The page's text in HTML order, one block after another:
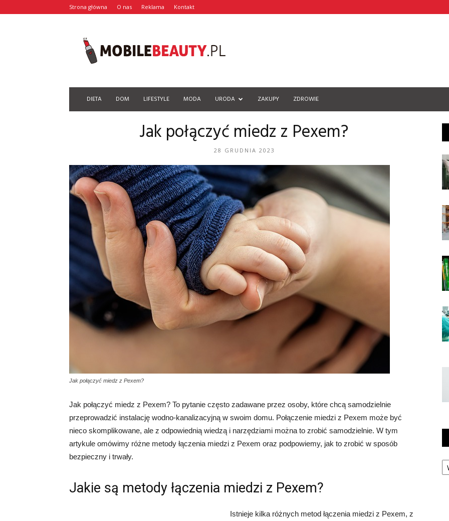
Strona główna O nas Reklama Kontakt
DIETA DOM LIFESTYLE MODA URODA ZAKUPY ZDROWIE
Jak połączyć miedz z Pexem?
28 GRUDNIA 2023
Jak połączyć miedz z Pexem?
Jak połączyć miedz z Pexem? To pytanie często zadawane przez osoby, które chcą samodzielnie
przeprowadzić instalację wodno-kanalizacyjną w swoim domu. Połączenie miedzi z Pexem może być
nieco skomplikowane, ale z odpowiednią wiedzą i narzędziami można to zrobić samodzielnie. W tym
artykule omówimy różne metody łączenia miedzi z Pexem oraz podpowiemy, jak to zrobić w sposób
bezpieczny i trwały.
Jakie są metody łączenia miedzi z Pexem?
Istnieje kilka różnych metod łączenia miedzi z Pexem, z